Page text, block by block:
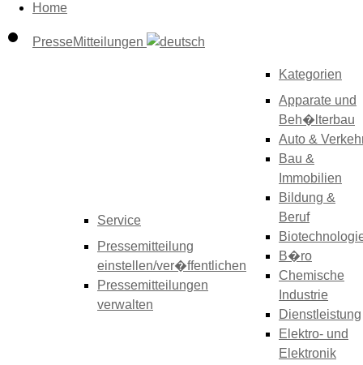
Home
PresseMitteilungen
Service
Pressemitteilung
einstellen/ver�ffentlichen
Pressemitteilungen
verwalten
Kategorien
Apparate und
Beh�lterbau
Auto &
Bau &
Immobilien
Bildung &
Beruf
B�ro
Chemische
Industrie
Dienstleistung
Elektro- und
Elektronik